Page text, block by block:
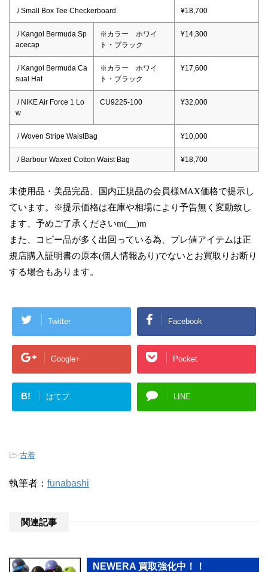
/ Small Box Tee Checkerboard ¥18,700
/ Kangol Bermuda Sp
acecap
※カラー ホワイ
ト・ブラック
¥14,300
/ Kangol Bermuda Ca
sual Hat
※カラー ホワイ
ト・ブラック
¥17,600
/ NIKE Air Force 1 Lo
w
CU9225-100 ¥32,000
/ Woven Stripe WaistBag ¥10,000
/ Barbour Waxed Cotton Waist Bag ¥18,700
未使用品・美品完品、国内正規品の会員様MAX価格で提示し
ています。※提示価格は在庫や相場により予告無く変動致し
ます、予めご了承くださいm(__)m
また、コピー品が多く出回っている為、プレ値アイテムは正
規店購入証明書の原本(個人情報あり)でないとお買取りお断り
する場合もあります。
Twitter Facebook
Google+ Pocket
B! はてブ LINE
-古着
執筆者： funabashi
関連記事
NEWERA 買取強化中！！